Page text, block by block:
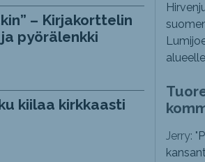
– Kirjakorttelin
pyörälenkki
kiilaa kirkkaasti
Jerry: "